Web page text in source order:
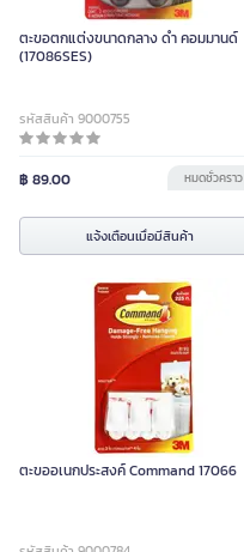
ตะขอตกแต่งขนาดกลาง ดำ คอมมานด์
(17086SES)
รหัสสินค้า 9000755
฿ 89.00 หมดชั่วคราว
แจ้งเตือนเมื่อมีสินค้า
ตะขออเนกประสงค์ Command 17066